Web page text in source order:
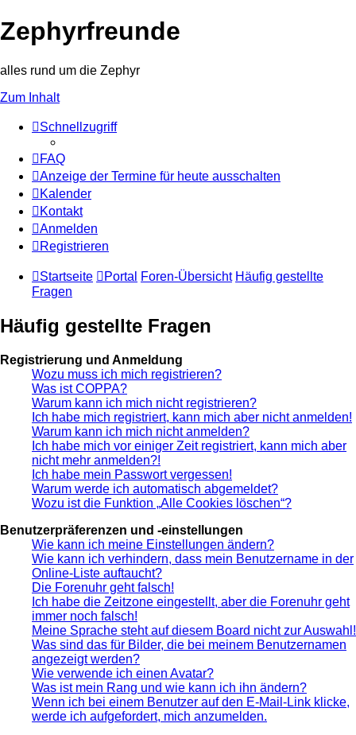
Zephyrfreunde
alles rund um die Zephyr
Zum Inhalt
Schnellzugriff
FAQ
Anzeige der Termine für heute ausschalten
Kalender
Kontakt
Anmelden
Registrieren
Startseite Portal Foren-Übersicht Häufig gestellte
Fragen
Häufig gestellte Fragen
Registrierung und Anmeldung
Wozu muss ich mich registrieren?
Was ist COPPA?
Warum kann ich mich nicht registrieren?
Ich habe mich registriert, kann mich aber nicht anmelden!
Warum kann ich mich nicht anmelden?
Ich habe mich vor einiger Zeit registriert, kann mich aber
nicht mehr anmelden?!
Ich habe mein Passwort vergessen!
Warum werde ich automatisch abgemeldet?
Wozu ist die Funktion „Alle Cookies löschen“?
Benutzerpräferenzen und -einstellungen
Wie kann ich meine Einstellungen ändern?
Wie kann ich verhindern, dass mein Benutzername in der
Online-Liste auftaucht?
Die Forenuhr geht falsch!
Ich habe die Zeitzone eingestellt, aber die Forenuhr geht
immer noch falsch!
Meine Sprache steht auf diesem Board nicht zur Auswahl!
Was sind das für Bilder, die bei meinem Benutzernamen
angezeigt werden?
Wie verwende ich einen Avatar?
Was ist mein Rang und wie kann ich ihn ändern?
Wenn ich bei einem Benutzer auf den E-Mail-Link klicke,
werde ich aufgefordert, mich anzumelden.